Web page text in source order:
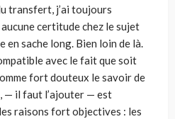
transfert, j’ai toujours
certitude chez le sujet
en sache long. Bien loin de là.
avec le fait que soit
fort douteux le savoir de
— il faut l’ajouter — est
raisons fort objectives : les